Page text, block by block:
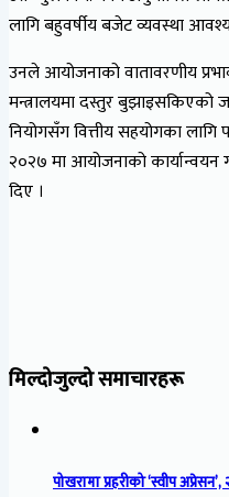
लागि बहुवर्षीय बजेट व्यवस्था
उनले आयोजनाको वातावरणीय
मन्त्रालयमा दस्तुर बुझाइसकिएको
नियोगसँग वित्तीय सहयोगका
२०२७ मा आयोजनाको कार्यान्वयन
दिए ।
मिल्दोजुल्दो समाचारहरू
पोखरामा प्रहरीको ‘स्वीप